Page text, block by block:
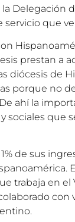
Delegación
que
prestan a
diócesis de
porque no
ahí la
sociales que
de sus
trabaja en el
con